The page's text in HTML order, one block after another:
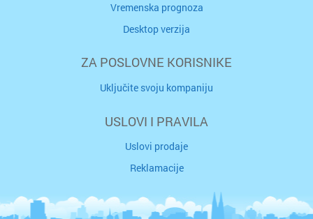
Vremenska prognoza
Desktop verzija
ZA POSLOVNE KORISNIKE
Uključite svoju kompaniju
USLOVI I PRAVILA
Uslovi prodaje
Reklamacije